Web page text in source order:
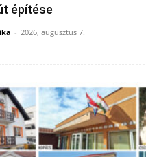
építése
- 2026, augusztus 7.